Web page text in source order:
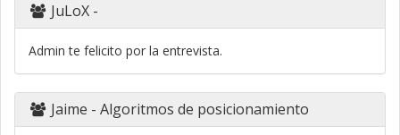
JuLoX-
Admin te felicito por la entrevista.
Jaime - Algoritmos de posicionamiento